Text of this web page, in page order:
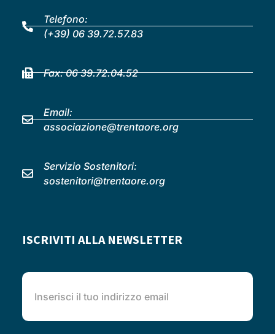
Telefono:
(+39) 06 39.72.57.83
Fax: 06 39.72.04.52
Email:
associazione@trentaore.org
Servizio Sostenitori:
sostenitori@trentaore.org
ISCRIVITI ALLA NEWSLETTER